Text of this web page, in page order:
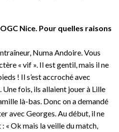
Nice. Pour quelles raisons
Numa Andoire. Vous
« vif ». Il est gentil, mais il ne
! Il s’est accroché avec
fois, ils allaient jouer à Lille
là-bas. Donc on a demandé
avec Georges. Au début, il ne
« Ok mais la veille du match,